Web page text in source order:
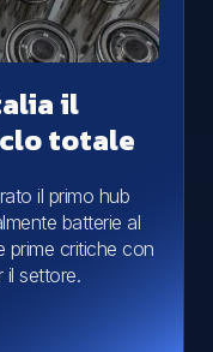
il
totale
il primo hub
batterie al
prime critiche con
il settore.